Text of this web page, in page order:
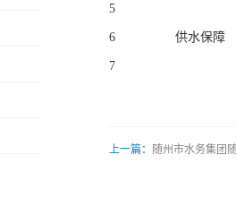
5
供水保障
6
7
上一篇： 随州市水务集团